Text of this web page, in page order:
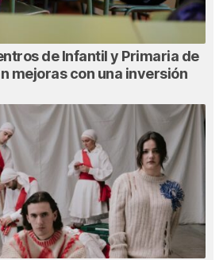
de Infantil y Primaria de
mejoras con una inversión